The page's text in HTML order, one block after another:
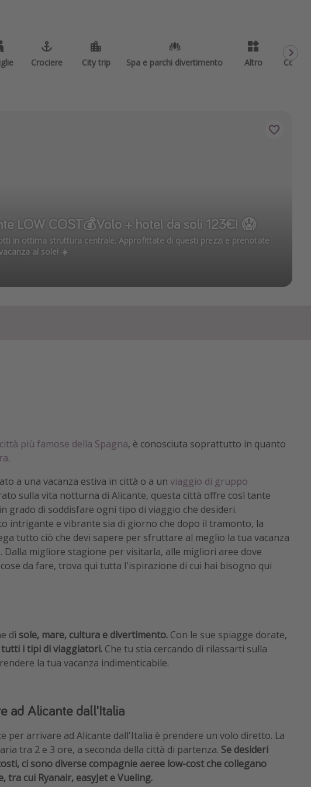
Crociere City trip Spa e parchi divertimento Altro Codici
LOW COST💰Volo + hotel da soli 123€! 😱
in ottima struttura centrale. Approfittate di questi prezzi e prenotate
al sole! ☀️
più famose della Spagna, è conosciuta soprattutto in quanto
.
a una vacanza estiva in città o a un viaggio di gruppo
sulla vita notturna di Alicante, questa città offre così tante
grado di soddisfare ogni tipo di viaggio che desideri.
intrigante e vibrante sia di giorno che dopo il tramonto, la
tutto ciò che devi sapere per sfruttare al meglio la tua vacanza
Dalla migliore stagione per visitarla, alle migliori aree dove
da fare, trova qui tutta l'ispirazione di cui hai bisogno qui
di sole, mare, cultura e divertimento. Con le sue spiagge dorate,
i tipi di viaggiatori. Che tu stia cercando di rilassarti sulla
la tua vacanza indimenticabile.
ad Alicante dall'Italia
per arrivare ad Alicante dall'Italia è prendere un volo diretto. La
tra 2 e 3 ore, a seconda della città di partenza. Se desideri
ci sono diverse compagnie aeree low-cost che collegano
tra cui Ryanair, easyJet e Vueling.